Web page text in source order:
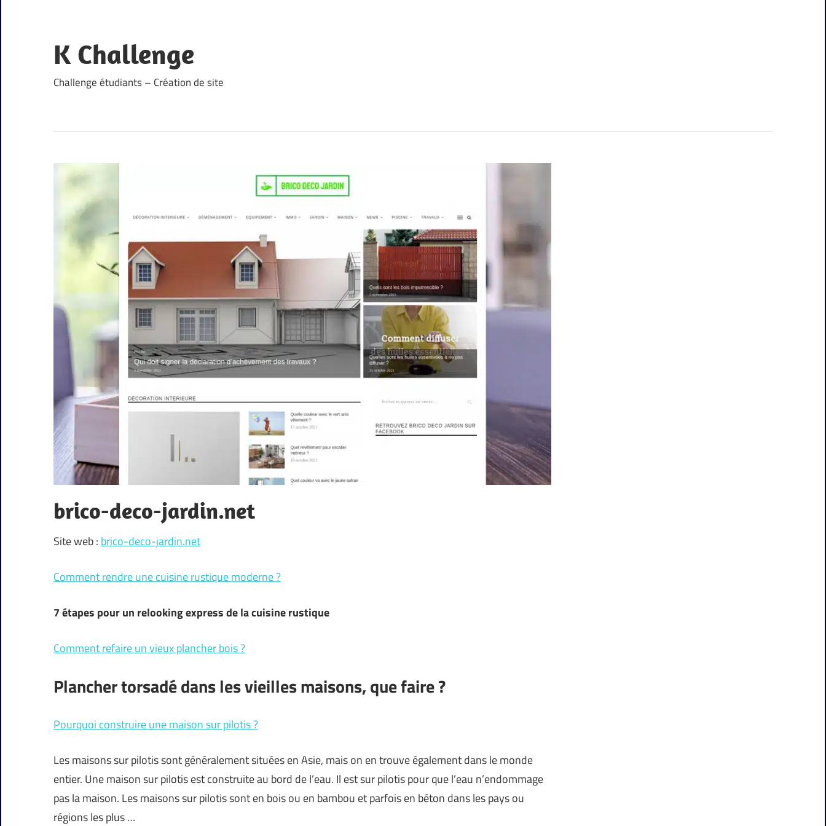
content
K Challenge
Challenge étudiants – Création de site
brico-deco-jardin.net
Site web : brico-deco-jardin.net
Comment rendre une cuisine rustique moderne ?
7 étapes pour un relooking express de lacuisine rustique
Comment refaire un vieux plancher bois ?
Plancher torsadé dans les vieilles maisons, que faire ?
Pourquoi construire une maison sur pilotis ?
Les maisons sur pilotis sont généralement situées en Asie, mais on en trouve également dans le monde
entier. Une maison sur pilotis est construite au bord de l’eau. Il est sur pilotis pour que l’eau n’endommage
pas la maison. Les maisons sur pilotis sont en bois ou en bambou et parfois en béton dans les pays ou
régions les plus …